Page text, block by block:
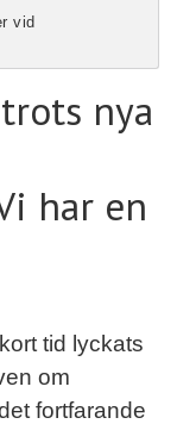
vid
nya
har en
tid lyckats
om
fortfarande